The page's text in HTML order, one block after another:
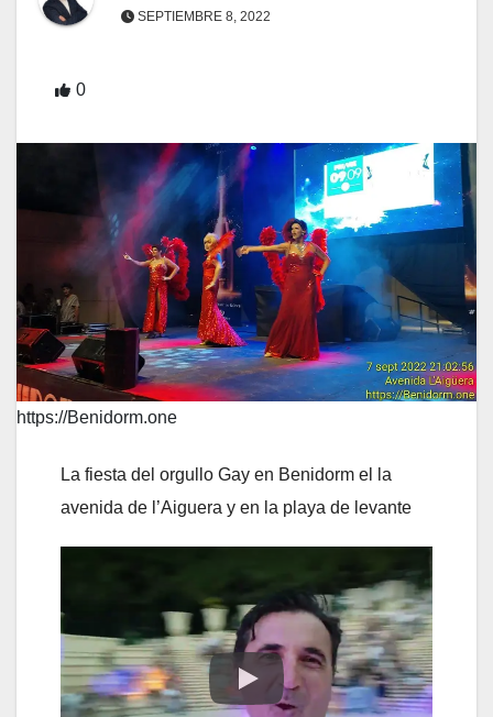
SEPTIEMBRE 8, 2022
0
https://Benidorm.one
La fiesta del orgullo Gay en Benidorm el la
avenida de l’Aiguera y en la playa de levante